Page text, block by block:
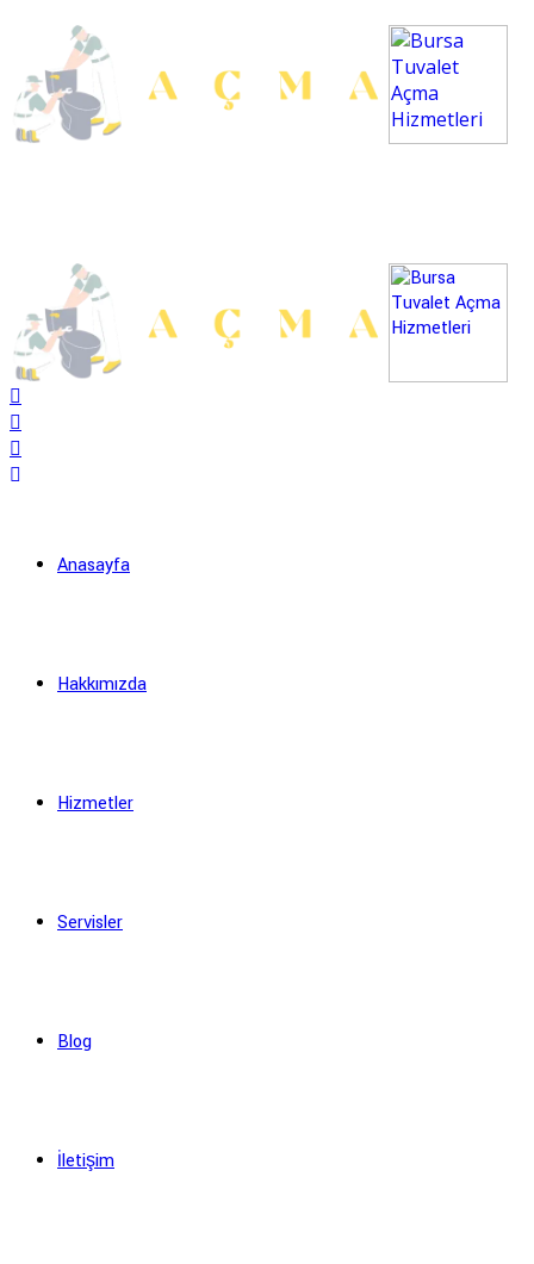
Anasayfa
Hakkımızda
Hizmetler
Servisler
Blog
İletişim